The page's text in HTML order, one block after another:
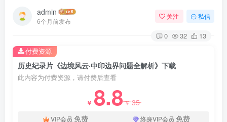
admin
6个月前发布
关注 私信
0 32 13
历史纪录片《边境风云·中印边界问题全解析》下载
此内容为付费资源，请付费后查看
￥ 8.8￥35
VIP会员 免费 终身VIP会员 免费
付费资源